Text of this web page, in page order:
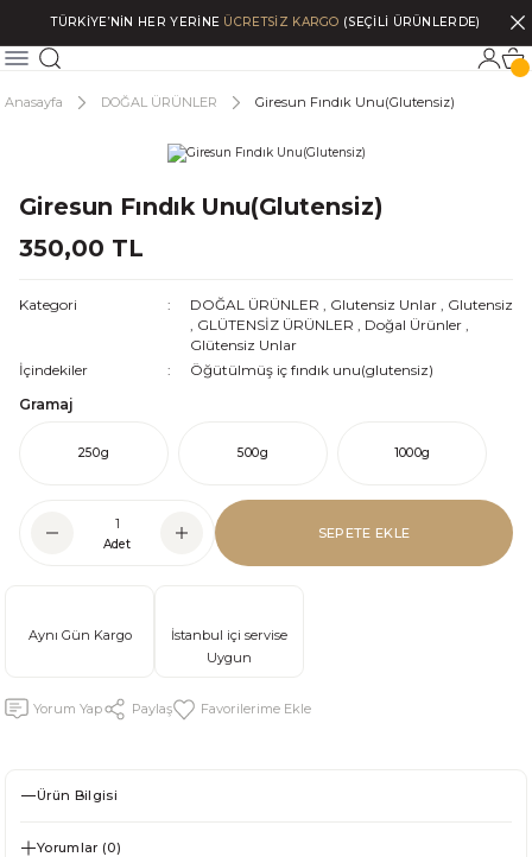
TÜRKİYE’NİN HER YERİNE ÜCRETSİZ KARGO (SEÇİLİ ÜRÜNLERDE)
Anasayfa DOĞAL ÜRÜNLER Giresun Fındık Unu(Glutensiz)
Giresun Fındık Unu(Glutensiz)
350,00 TL
Kategori DOĞAL ÜRÜNLER , Glutensiz Unlar , Glutensiz
, GLÜTENSİZ ÜRÜNLER , Doğal Ürünler ,
Glütensiz Unlar
İçindekiler
Öğütülmüş iç fındık unu(glutensiz)
Gramaj
250g 500g 1000g
Adet
SEPETE EKLE
Aynı Gün Kargo
İstanbul içi servise
Uygun
Yorum Yap Paylaş
Ürün Bilgisi
Yorumlar (0)